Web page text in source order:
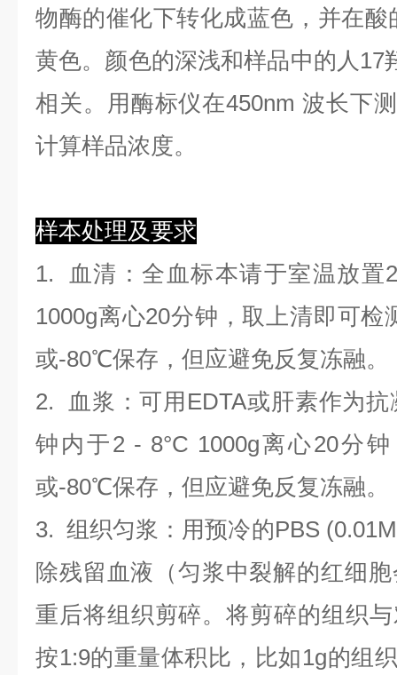
物酶的催化下转化成蓝色，并在
黄色。颜色的深浅和样品中的人17
相关。用酶标仪在450nm 波长下
计算样品浓度。
样本处理及要求
1.
血清 ：全血标本请于室温放
1000g离心20分钟，取上清即可
或-80℃保存，但应避免反复冻融。
2.
血浆 ：可用EDTA或肝素作为
钟内于2 - 8°C 1000g离心20分
或-80℃保存，但应避免反复冻融。
3.组织匀浆 ：用预冷的PBS
除残留血液（匀浆中裂解的红细
重后将组织剪碎。将剪碎的组织
按1:9的重量体积比，比如1g的组